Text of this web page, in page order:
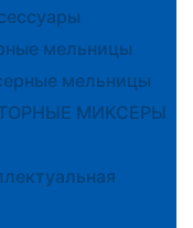
мельницы
мельницы
МИКСЕРЫ